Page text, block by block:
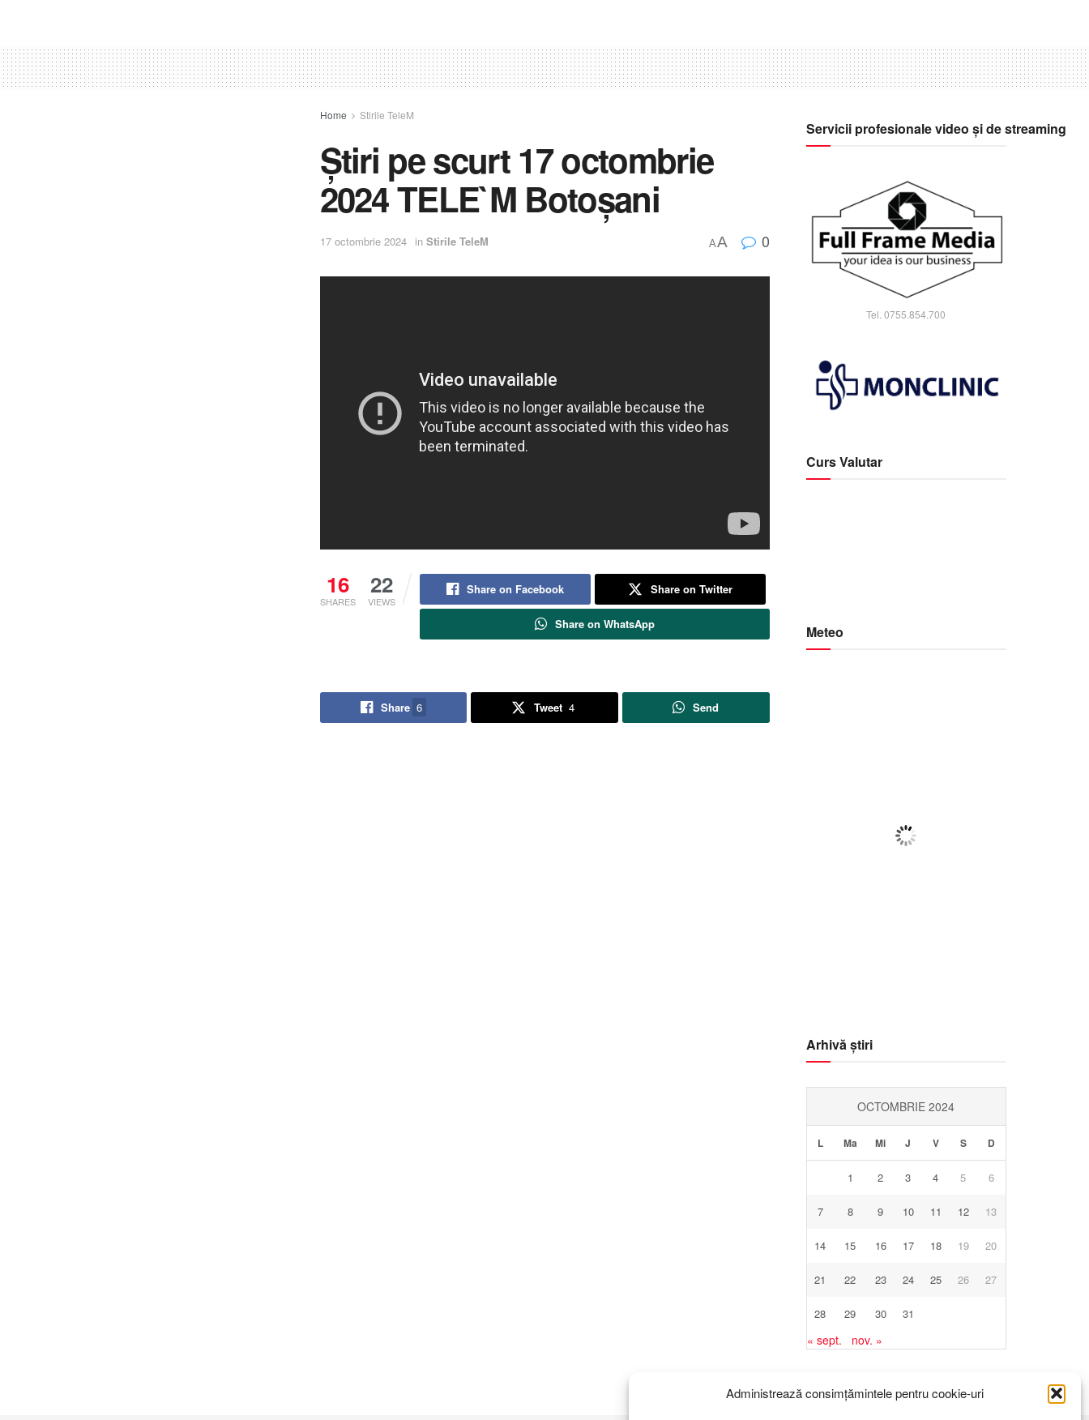
Administrează consimțămintele pentru cookie-uri
Home Stirile TeleM
Știri pe scurt 17 octombrie
2024 TELE`M Botoșani
17 octombrie 2024 in Stirile TeleM AA 0
16
SHARES
22
VIEWS
Share on Facebook Share on Twitter
Share on WhatsApp
Share 6 Tweet 4 Send
Servicii profesionale video și de streaming
Tel. 0755.854.700
Curs Valutar
Meteo
Cer Fragmentat
Wind Gust:
Arhivă știri
OCTOMBRIE 2024
L Ma Mi J V S D
1 2 3 4 5 6
7 8 9 10 11 12 13
14 15 16 17 18 19 20
21 22 23 24 25 26 27
28 29 30 31
« sept. nov. »